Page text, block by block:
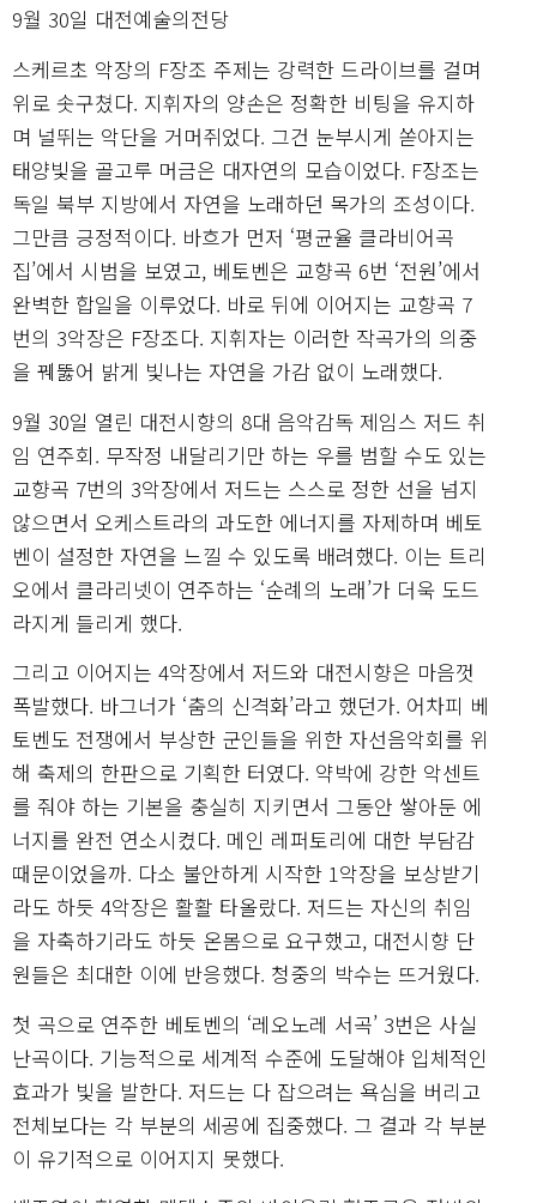
9월 30일 대전예술의전당
스케르초 악장의 F장조 주제는 강력한 드라이브를 걸며
위로 솟구쳤다. 지휘자의 양손은 정확한 비팅을 유지하
며 널뛰는 악단을 거머쥐었다. 그건 눈부시게 쏟아지는
태양빛을 골고루 머금은 대자연의 모습이었다. F장조는
독일 북부 지방에서 자연을 노래하던 목가의 조성이다.
그만큼 긍정적이다. 바흐가 먼저 ‘평균율 클라비어곡
집’에서 시범을 보였고, 베토벤은 교향곡 6번 ‘전원’에서
완벽한 합일을 이루었다. 바로 뒤에 이어지는 교향곡 7
번의 3악장은 F장조다. 지휘자는 이러한 작곡가의 의중
을 꿰뚫어 밝게 빛나는 자연을 가감 없이 노래했다.
9월 30일 열린 대전시향의 8대 음악감독 제임스 저드 취
임 연주회. 무작정 내달리기만 하는 우를 범할 수도 있는
교향곡 7번의 3악장에서 저드는 스스로 정한 선을 넘지
않으면서 오케스트라의 과도한 에너지를 자제하며 베토
벤이 설정한 자연을 느낄 수 있도록 배려했다. 이는 트리
오에서 클라리넷이 연주하는 ‘순례의 노래’가 더욱 도드
라지게 들리게 했다.
그리고 이어지는 4악장에서 저드와 대전시향은 마음껏
폭발했다. 바그너가 ‘춤의 신격화’라고 했던가. 어차피 베
토벤도 전쟁에서 부상한 군인들을 위한 자선음악회를 위
해 축제의 한판으로 기획한 터였다. 약박에 강한 악센트
를 줘야 하는 기본을 충실히 지키면서 그동안 쌓아둔 에
너지를 완전 연소시켰다. 메인 레퍼토리에 대한 부담감
때문이었을까. 다소 불안하게 시작한 1악장을 보상받기
라도 하듯 4악장은 활활 타올랐다. 저드는 자신의 취임
을 자축하기라도 하듯 온몸으로 요구했고, 대전시향 단
원들은 최대한 이에 반응했다. 청중의 박수는 뜨거웠다.
첫 곡으로 연주한 베토벤의 ‘레오노레 서곡’ 3번은 사실
난곡이다. 기능적으로 세계적 수준에 도달해야 입체적인
효과가 빛을 발한다. 저드는 다 잡으려는 욕심을 버리고
전체보다는 각 부분의 세공에 집중했다. 그 결과 각 부분
이 유기적으로 이어지지 못했다.